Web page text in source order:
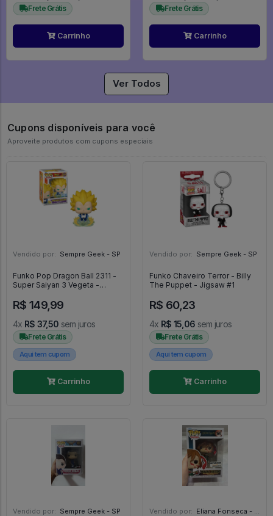
Frete Grátis
Carrinho
Frete Grátis
Carrinho
Ver Todos
Cupons disponíveis para você
Aproveite produtos com cupons especiais
Vendido por: Sempre Geek - SP
Funko Pop Dragon Ball 2311 -
Super Saiyan 3 Vegeta -
R$ 149,99
4x R$ 37,50 sem juros
Frete Grátis
Aqui tem cupom
Carrinho
Vendido por: Sempre Geek - SP
Funko Chaveiro Terror - Billy
The Puppet - Jigsaw #1
R$ 60,23
4x R$ 15,06 sem juros
Frete Grátis
Aqui tem cupom
Carrinho
Vendido por: Sempre Geek - SP Vendido por: Eliana Fonseca - SP